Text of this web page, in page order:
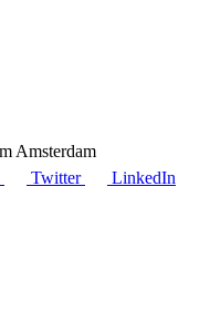
Amsterdam
Twitter LinkedIn